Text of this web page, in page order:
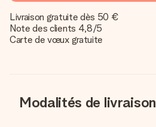
Livraison gratuite dès 50 €
Note des clients 4,8/5
Carte de vœux gratuite
Modalités de livraison